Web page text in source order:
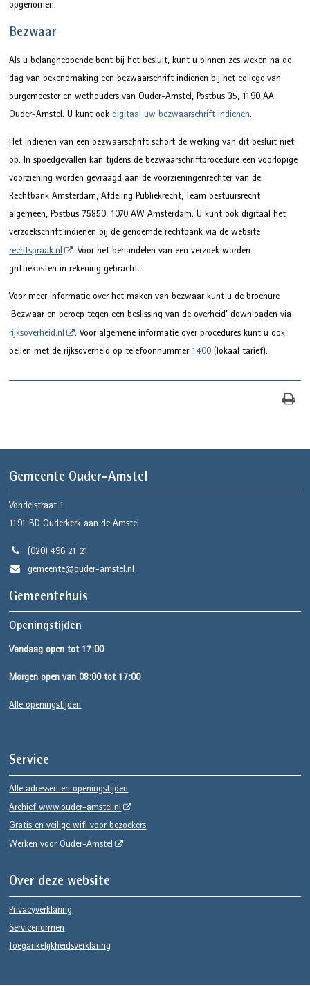
opgenomen.
Bezwaar
Als u belanghebbende bent bij het besluit, kunt u binnen zes weken na de
dag van bekendmaking een bezwaarschrift indienen bij het college van
burgemeester en wethouders van Ouder-Amstel, Postbus 35, 1190 AA
Ouder-Amstel. U kunt ook digitaal uw bezwaarschrift indienen.
Het indienen van een bezwaarschrift schort de werking van dit besluit niet
op. In spoedgevallen kan tijdens de bezwaarschriftprocedure een voorlopige
voorziening worden gevraagd aan de voorzieningenrechter van de
Rechtbank Amsterdam, Afdeling Publiekrecht, Team bestuursrecht
algemeen, Postbus 75850, 1070 AW Amsterdam. U kunt ook digitaal het
verzoekschrift indienen bij de genoemde rechtbank via de website
rechtspraak.nl
. Voor het behandelen van een verzoek worden
griffiekosten in rekening gebracht.
Voor meer informatie over het maken van bezwaar kunt u de brochure
‘Bezwaar en beroep tegen een beslissing van de overheid’ downloaden via
rijksoverheid.nl
. Voor algemene informatie over procedures kunt u ook
bellen met de rijksoverheid op telefoonnummer 1400 (lokaal tarief).
Gemeente Ouder-Amstel
Vondelstraat 1
1191 BD Ouderkerk aan de Amstel
(020) 496 21 21
gemeente@ouder-amstel.nl
Gemeentehuis
Openingstijden
Vandaag open tot 17:00
Morgen open van 08:00 tot 17:00
Alle openingstijden
Service
Alle adressen en openingstijden
Archief www.ouder-amstel.nl
Gratis en veilige wifi voor bezoekers
Werken voor Ouder-Amstel
Over deze website
Privacyverklaring
Servicenormen
Toegankelijkheidsverklaring